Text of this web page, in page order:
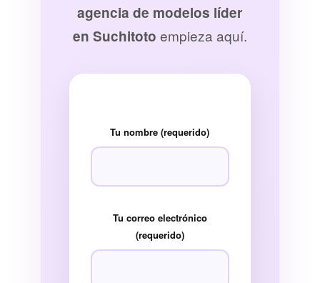
agencia de modelos líder
en Suchitoto empieza aquí.
Tu nombre (requerido)
Tu correo electrónico
(requerido)